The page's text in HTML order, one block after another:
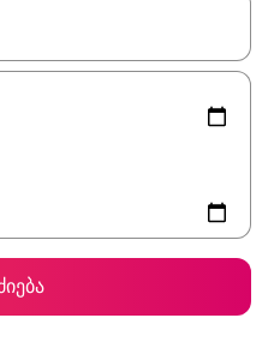
გახდება, ნავიგაციისთვის